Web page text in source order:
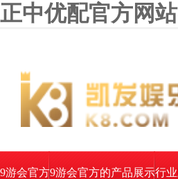
正中优配官方网
9游会官方9游会官方的产品展示行